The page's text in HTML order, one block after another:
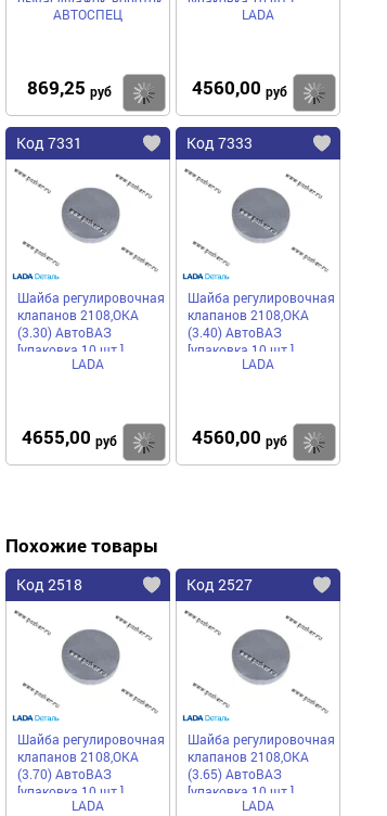
АВТОСПЕЦ
АВТОСПЕЦ
869,25 руб Купить
LADA
4560,00 руб
Код 7331
Шайба регулировочная
клапанов 2108,ОКА
(3.30) АвтоВАЗ
[упаковка 10 шт.]
LADA
4655,00 руб Купить
Код 7333
Шайба регулировочная
клапанов 2108,ОКА
(3.40) АвтоВАЗ
[упаковка 10 шт.]
LADA
4560,00 руб
Похожие товары
Код 2518
Шайба регулировочная
клапанов 2108,ОКА
(3.70) АвтоВАЗ
[упаковка 10 шт.]
LADA
Код 2527
Шайба регулировочная
клапанов 2108,ОКА
(3.65) АвтоВАЗ
[упаковка 10 шт.]
LADA